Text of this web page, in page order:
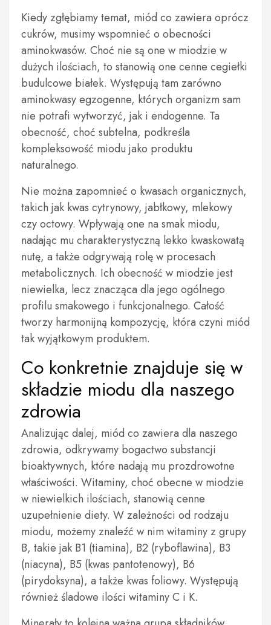
Kiedy zgłębiamy temat, miód co zawiera oprócz
cukrów, musimy wspomnieć o obecności
aminokwasów. Choć nie są one w miodzie w
dużych ilościach, to stanowią one cenne cegiełki
budulcowe białek. Występują tam zarówno
aminokwasy egzogenne, których organizm sam
nie potrafi wytworzyć, jak i endogenne. Ta
obecność, choć subtelna, podkreśla
kompleksowość miodu jako produktu
naturalnego.
Nie można zapomnieć o kwasach organicznych,
takich jak kwas cytrynowy, jabłkowy, mlekowy
czy octowy. Wpływają one na smak miodu,
nadając mu charakterystyczną lekko kwaskowatą
nutę, a także odgrywają rolę w procesach
metabolicznych. Ich obecność w miodzie jest
niewielka, lecz znacząca dla jego ogólnego
profilu smakowego i funkcjonalnego. Całość
tworzy harmonijną kompozycję, która czyni miód
tak wyjątkowym produktem.
Co konkretnie znajduje się w
składzie miodu dla naszego
zdrowia
Analizując dalej, miód co zawiera dla naszego
zdrowia, odkrywamy bogactwo substancji
bioaktywnych, które nadają mu prozdrowotne
właściwości. Witaminy, choć obecne w miodzie
w niewielkich ilościach, stanowią cenne
uzupełnienie diety. W zależności od rodzaju
miodu, możemy znaleźć w nim witaminy z grupy
B, takie jak B1 (tiamina), B2 (ryboflawina), B3
(niacyna), B5 (kwas pantotenowy), B6
(pirydoksyna), a także kwas foliowy. Występują
również śladowe ilości witaminy C i K.